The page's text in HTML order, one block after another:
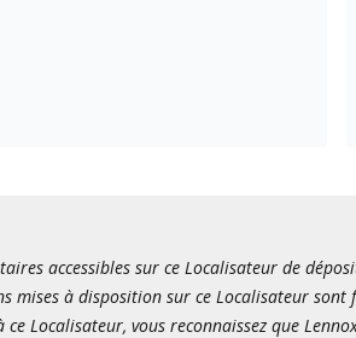
accessibles sur ce Localisateur de
mises à disposition sur ce Localisateur
ce Localisateur, vous reconnaissez que